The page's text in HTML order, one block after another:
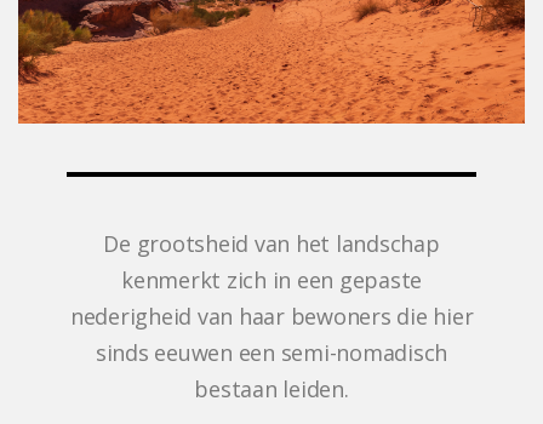
De grootsheid van het landschap
kenmerkt zich in een gepaste
nederigheid van haar bewoners die hier
sinds eeuwen een semi-nomadisch
bestaan leiden.